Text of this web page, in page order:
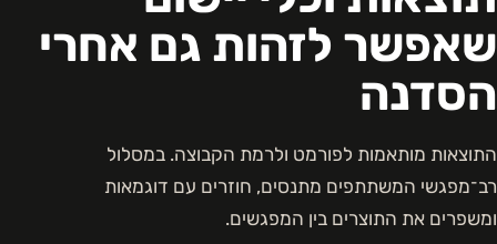
שאפשר לזהות גם אחרי
הסדנה
התוצאות מותאמות לפורמט ולרמת הקבוצה. במסלול
רב־מפגשי המשתתפים מתנסים, חוזרים עם דוגמאות
ומשפרים את התוצרים בין המפגשים.